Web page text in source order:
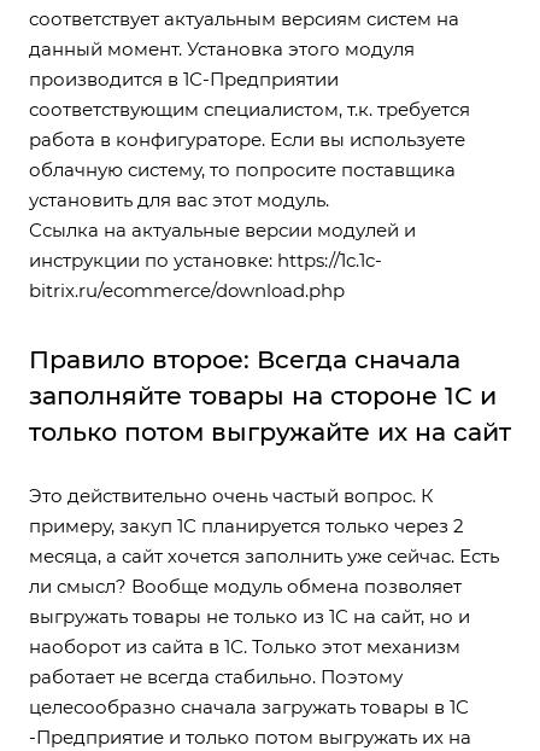
соответствует актуальным версиям систем на
данный момент. Установка этого модуля
производится в 1С-Предприятии
соответствующим специалистом, т.к. требуется
работа в конфигураторе. Если вы используете
облачную систему, то попросите поставщика
установить для вас этот модуль.
Ссылка на актуальные версии модулей и
инструкции по установке: https://1c.1c-
bitrix.ru/ecommerce/download.php
Правило второе: Всегда сначала
заполняйте товары на стороне 1С и
только потом выгружайте их на сайт
Это действительно очень частый вопрос. К
примеру, закуп 1С планируется только через 2
месяца, а сайт хочется заполнить уже сейчас. Есть
ли смысл? Вообще модуль обмена позволяет
выгружать товары не только из 1С на сайт, но и
наоборот из сайта в 1С. Только этот механизм
работает не всегда стабильно. Поэтому
целесообразно сначала загружать товары в 1С
-Предприятие и только потом выгружать их на